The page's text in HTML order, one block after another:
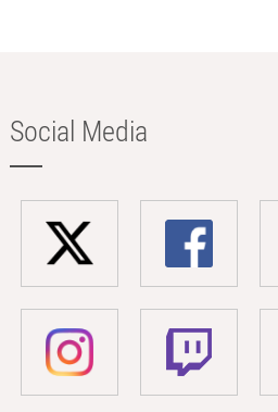
Social Media